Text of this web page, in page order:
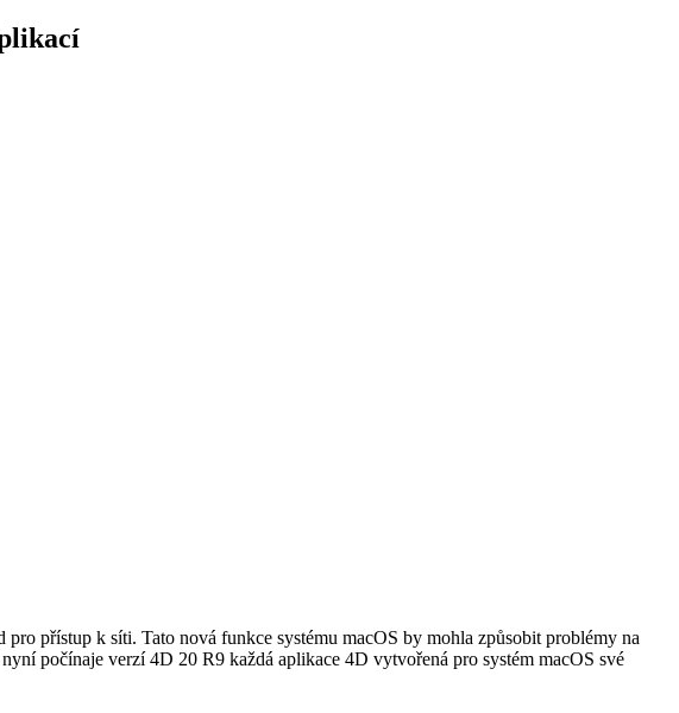
přístup k síti. Tato nová funkce systému macOS by mohla způsobit problémy na
počínaje verzí 4D 20 R9 každá aplikace 4D vytvořená pro systém macOS své